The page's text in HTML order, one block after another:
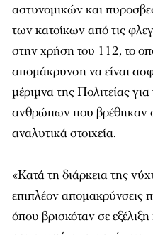
αστυνομικών και
των κατοίκων από τις
στην χρήση του 112, το
απομάκρυνση να είναι
μέριμνα της Πολιτείας
ανθρώπων που βρέθηκαν
αναλυτικά στοιχεία.
«Κατά τη διάρκεια της
επιπλέον απομακρύνσεις
όπου βρισκόταν σε